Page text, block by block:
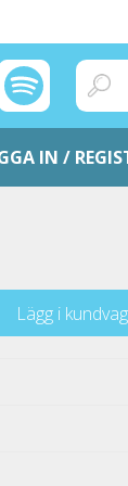
IN /
Lägg i